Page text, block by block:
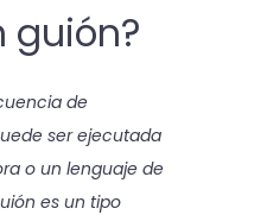
guión?
de
ser ejecutada
o un lenguaje de
es un tipo